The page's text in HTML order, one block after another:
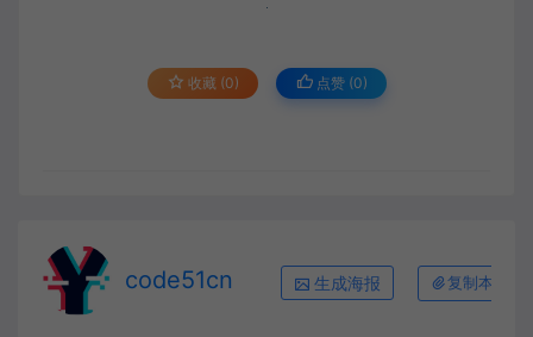
收藏 (0) 点赞 (0)
code51cn 生成海报 复制本文链